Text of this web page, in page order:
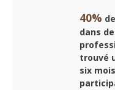
40%
dans
trouvé
six